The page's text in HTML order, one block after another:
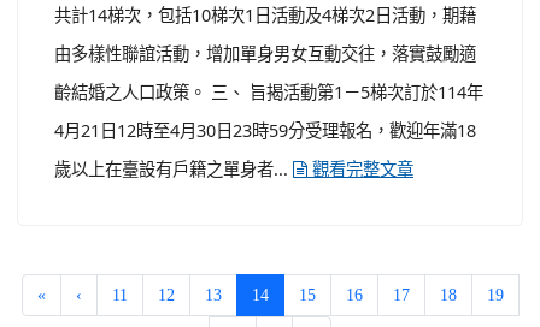
共計14梯次，包括10梯次1日活動及4梯次2日活動，期藉
由多樣性聯誼活動，增加單身男女互動交往，落實鼓勵適
齡結婚之人口政策。 三、 旨揭活動第1－5梯次訂於114年
4月21日12時至4月30日23時59分受理報名，歡迎年滿18
歲以上在臺設有戶籍之單身者...
觀看完整文章
« ‹ 11 12 13 14(current)
15 16 17 18 19